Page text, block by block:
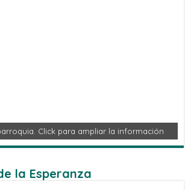
Click para ampliar la información
la Esperanza